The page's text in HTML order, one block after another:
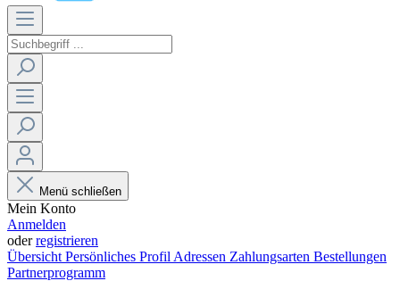
Menü schließen
Mein Konto
Anmelden
oderregistrieren
Übersicht Persönliches Profil Adressen Zahlungsarten Bestellungen
Partnerprogramm